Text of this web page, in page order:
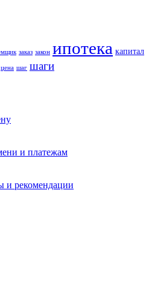
заказ закон ипотека капитал
цена шаг шаги
и платежам
и рекомендации